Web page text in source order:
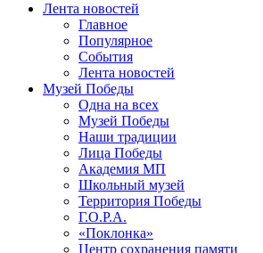
Лента новостей
Главное
Популярное
События
Лента новостей
Музей Победы
Одна на всех
Музей Победы
Наши традиции
Лица Победы
Академия МП
Школьный музей
Территория Победы
Г.О.Р.А.
«Поклонка»
Центр сохранения памяти